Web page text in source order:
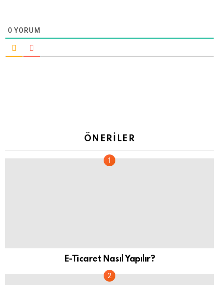
0 YORUM
ÖNERILER
E-Ticaret Nasıl Yapılır?